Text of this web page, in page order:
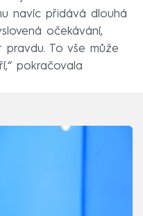
navíc přidává dlouhá
očekávání,
To vše může
pokračovala